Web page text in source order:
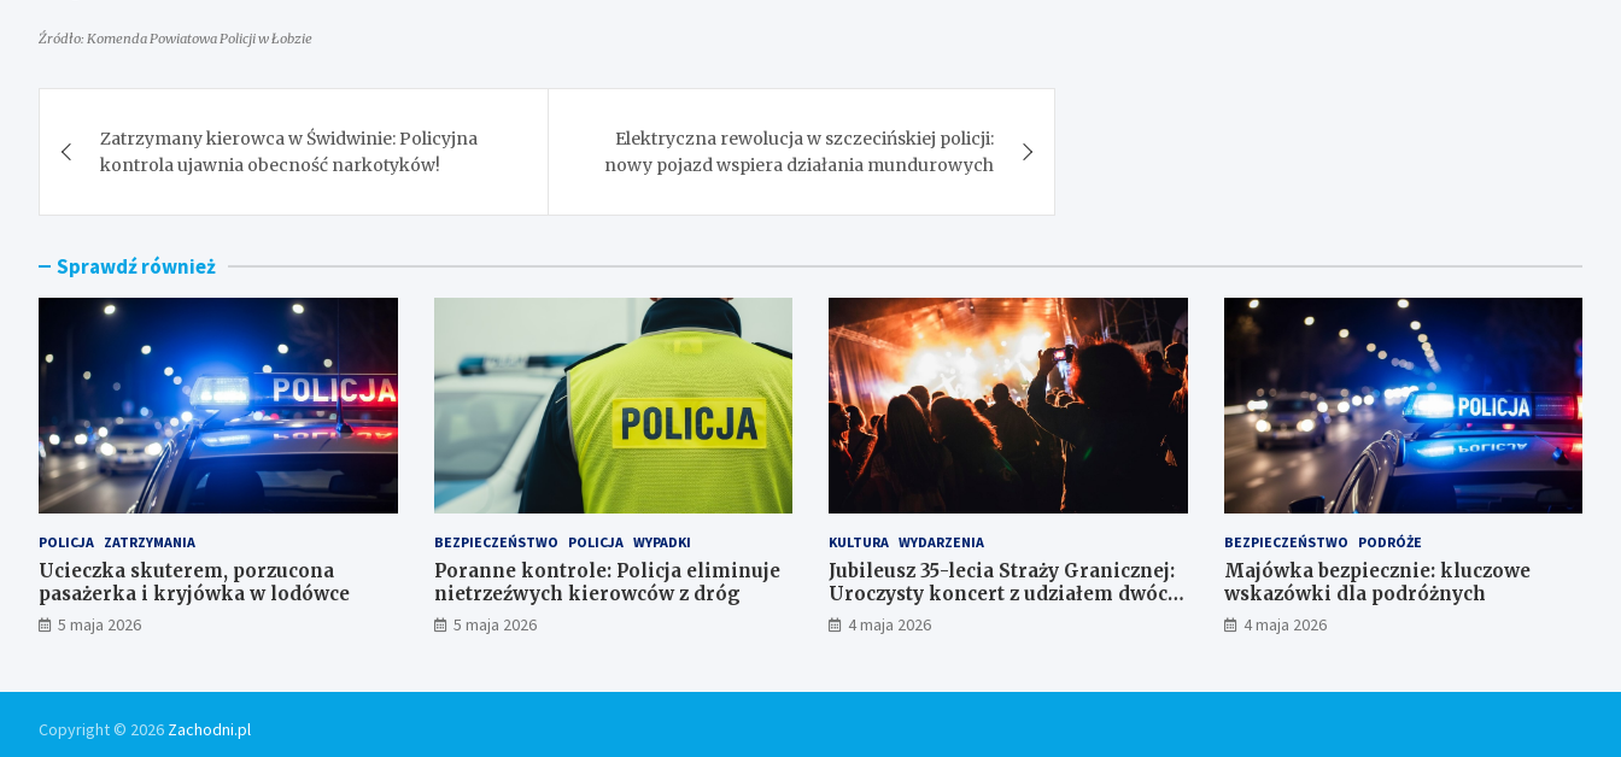
Źródło: Komenda Powiatowa Policji w Łobzie
wpisu
Zatrzymany kierowca w Świdwinie: Policyjna
kontrola ujawnia obecność narkotyków!
Elektryczna rewolucja w szczecińskiej policji:
nowy pojazd wspiera działania mundurowych
Sprawdź również
POLICJA ZATRZYMANIA
Ucieczka skuterem, porzucona
pasażerka i kryjówka w lodówce
5 maja 2026
BEZPIECZEŃSTWO POLICJA WYPADKI
Poranne kontrole: Policja eliminuje
nietrzeźwych kierowców z dróg
5 maja 2026
KULTURA WYDARZENIA
Jubileusz 35-lecia Straży Granicznej:
Uroczysty koncert z udziałem dwóch
orkiestr
4 maja 2026
BEZPIECZEŃSTWO PODRÓŻE
Majówka bezpiecznie: kluczowe
wskazówki dla podróżnych
4 maja 2026
Copyright © 2026 Zachodni.pl